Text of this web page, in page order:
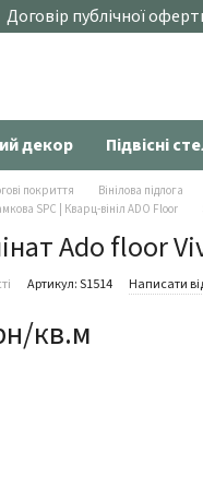
Договір публічної
декор Підвісні
покриття Вінілова підлога
SPC | Кварц-вініл ADO Floor
Ado floor
Артикул: S1514 Написати
кв.м